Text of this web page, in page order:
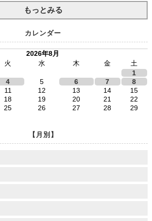
もっとみる
カレンダー
2026年8月
火 水 木 金
土
1
4 5 6 7
8
11 12 13 14
15
18 19 20 21
22
25 26 27 28
29
【月別】